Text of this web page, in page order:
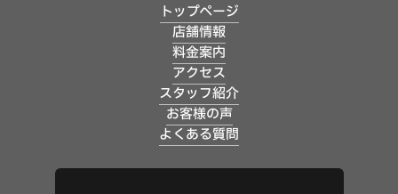
トップページ
店舗情報
料金案内
アクセス
スタッフ紹介
お客様の声
よくある質問